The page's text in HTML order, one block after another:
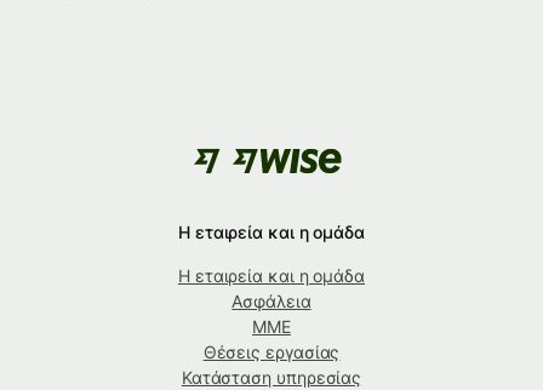
Η εταιρεία και η ομάδα
Η εταιρεία και η ομάδα
Ασφάλεια
ΜΜΕ
Θέσεις εργασίας
Κατάσταση υπηρεσίας